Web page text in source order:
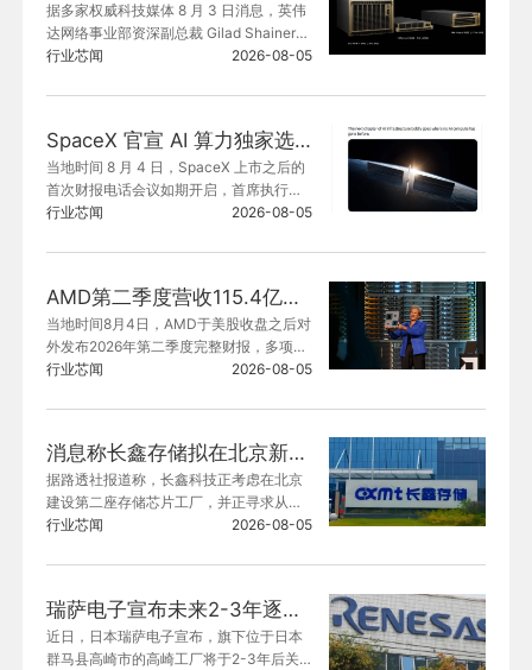
率、血氧饱和度、皮肤温度、活动量和睡
眠质量。
据多家权威科技媒体 8 月 3 日消息，英伟
达网络事业部资深副总裁 Gilad Shainer
在行业技术论坛公开确认，共封装光学
PO 方案的 Spectrum-X 交换机已经开始
行业芯闻 2026-08-05
SpaceX 官宣 AI 算力独家选用英伟达架构
当地时间 8 月 4 日，SpaceX 上市之后的
首次财报电话会议如期开启，首席执行官
马斯克对外披露公司人工智能算力供应链
英伟达的排他性硬件合作方向。
行业芯闻 2026-08-05
AMD第二季度营收115.4亿美元 同比增长50%
当地时间8月4日，AMD于美股收盘之后对
外发布2026年第二季度完整财报，多项核
心经营指标优于分析师此前给出的预估数
发。
行业芯闻 2026-08-05
消息称长鑫存储拟在北京新建第二座存储芯片工厂
据路透社报道称，长鑫科技正考虑在北京
建设第二座存储芯片工厂，并正寻求从北
京经济技术开发区获得至少6000万元人民
行业芯闻 2026-08-05
瑞萨电子宣布未来2-3年逐步关停高崎工厂
近日，日本瑞萨电子宣布，旗下位于日本
群马县高崎市的高崎工厂将于2-3年后关